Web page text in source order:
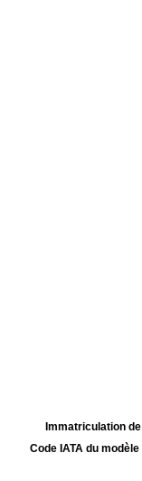
Immatriculation
Code IATA du